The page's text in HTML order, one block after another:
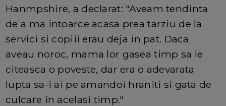
Hanmpshire, a declarat: "Aveam tendinta
de a ma intoarce acasa prea tarziu de la
servici si copiii erau deja in pat. Daca
aveau noroc, mama lor gasea timp sa le
citeasca o poveste, dar era o adevarata
lupta sa-i ai pe amandoi hraniti si gata de
culcare in acelasi timp."